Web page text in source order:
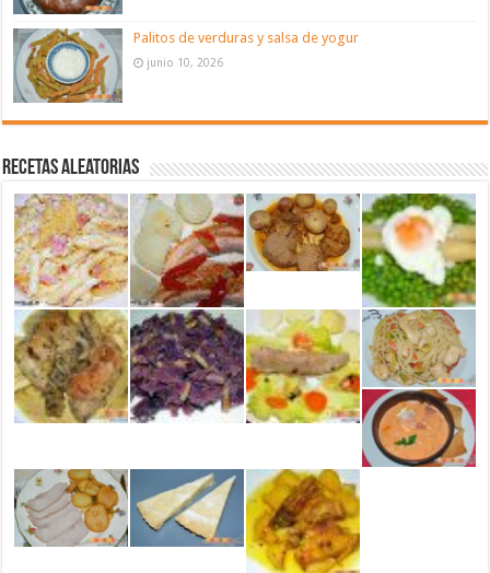
Palitos de verduras y salsa de yogur
junio 10, 2026
Recetas aleatorias